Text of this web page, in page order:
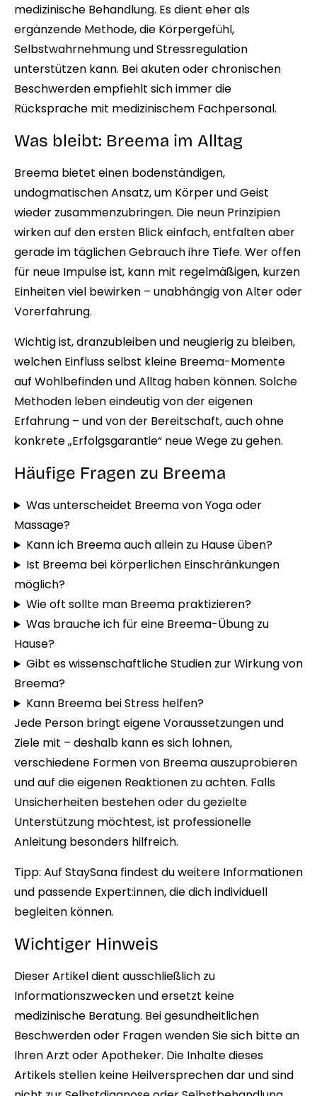
medizinische Behandlung. Es dient eher als
ergänzende Methode, die Körpergefühl,
Selbstwahrnehmung und Stressregulation
unterstützen kann. Bei akuten oder chronischen
Beschwerden empfiehlt sich immer die
Rücksprache mit medizinischem Fachpersonal.
Was bleibt: Breema im Alltag
Breema bietet einen bodenständigen,
undogmatischen Ansatz, um Körper und Geist
wieder zusammenzubringen. Die neun Prinzipien
wirken auf den ersten Blick einfach, entfalten aber
gerade im täglichen Gebrauch ihre Tiefe. Wer offen
für neue Impulse ist, kann mit regelmäßigen, kurzen
Einheiten viel bewirken – unabhängig von Alter oder
Vorerfahrung.
Wichtig ist, dranzubleiben und neugierig zu bleiben,
welchen Einfluss selbst kleine Breema-Momente
auf Wohlbefinden und Alltag haben können. Solche
Methoden leben eindeutig von der eigenen
Erfahrung – und von der Bereitschaft, auch ohne
konkrete „Erfolgsgarantie“ neue Wege zu gehen.
Häufige Fragen zu Breema
Was unterscheidet Breema von Yoga oder
Massage?
Kann ich Breema auch allein zu Hause üben?
Ist Breema bei körperlichen Einschränkungen
möglich?
Wie oft sollte man Breema praktizieren?
Was brauche ich für eine Breema-Übung zu
Hause?
Gibt es wissenschaftliche Studien zur Wirkung von
Breema?
Kann Breema bei Stress helfen?
Jede Person bringt eigene Voraussetzungen und
Ziele mit – deshalb kann es sich lohnen,
verschiedene Formen von Breema auszuprobieren
und auf die eigenen Reaktionen zu achten. Falls
Unsicherheiten bestehen oder du gezielte
Unterstützung möchtest, ist professionelle
Anleitung besonders hilfreich.
Tipp: Auf StaySana findest du weitere Informationen
und passende Expert:innen, die dich individuell
begleiten können.
Wichtiger Hinweis
Dieser Artikel dient ausschließlich zu
Informationszwecken und ersetzt keine
medizinische Beratung. Bei gesundheitlichen
Beschwerden oder Fragen wenden Sie sich bitte an
Ihren Arzt oder Apotheker. Die Inhalte dieses
Artikels stellen keine Heilversprechen dar und sind